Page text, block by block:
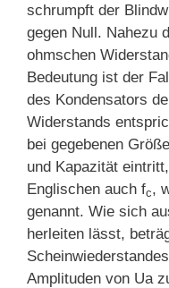
schrumpft der
gegen Null. Nahezu
ohmschen
Bedeutung ist der
des Kondensators
Widerstands
bei gegebenen
und Kapazität
Englischen auch fc,
genannt. Wie sich
herleiten lässt,
Amplituden von Ua